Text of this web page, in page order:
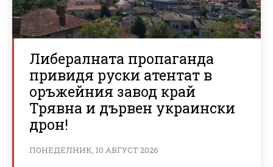
Либералната пропаганда
привидя руски атентат в
оръжейния завод край
Трявна и дървен украински
дрон!
ПОНЕДЕЛНИК, 10 АВГУСТ 2026